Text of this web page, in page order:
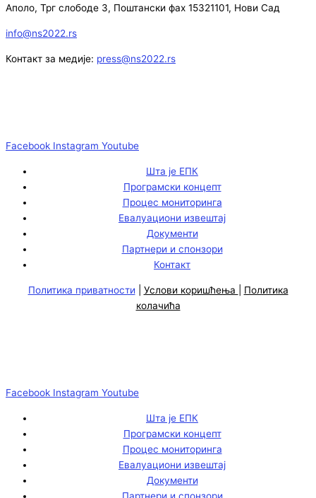
Аполо, Трг слободе 3, Поштански фах 15321101, Нови Сад
info@ns2022.rs
Контакт за медије: press@ns2022.rs
Facebook Instagram Youtube
Шта је ЕПК
Програмски концепт
Процес мониторинга
Евалуациони извештај
Документи
Партнери и спонзори
Контакт
Политика приватности Услови коришћења
Политика
колачића
Facebook Instagram Youtube
Шта је ЕПК
Програмски концепт
Процес мониторинга
Евалуациони извештај
Документи